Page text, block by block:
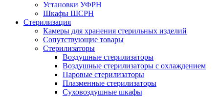
Установки УФРН
Шкафы ШСРН
Стерилизация
Камеры для хранения стерильных изделий
Сопутствующие товары
Стерилизаторы
Воздушные стерилизаторы
Воздушные стерилизаторы с охлаждением
Паровые стерилизаторы
Плазменные стерилизаторы
Суховоздушные шкафы